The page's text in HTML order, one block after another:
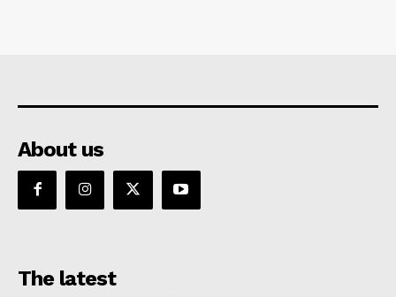
About us
The latest